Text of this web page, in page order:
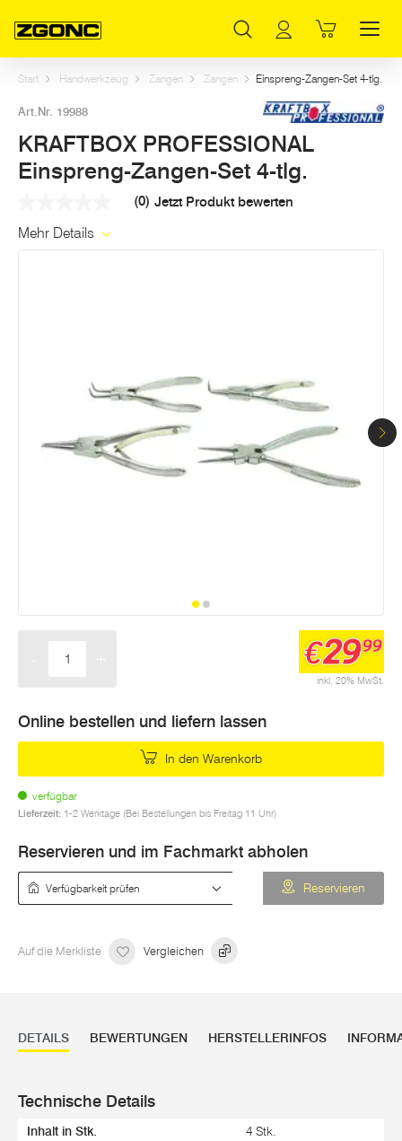
Start Handwerkzeug Zangen Zangen Einspreng-Zangen-Set 4-tlg.
Art.Nr. 19988
KRAFTBOX PROFESSIONAL
Einspreng-Zangen-Set 4-tlg.
Link
(0) Jetzt Produkt bewerten
Mehr Details
inkl. 20% MwSt.
€2999
Online bestellen und liefern lassen
In den Warenkorb
verfügbar
Lieferzeit: 1-2 Werktage (Bei Bestellungen bis Freitag 11 Uhr)
Reservieren und im Fachmarkt abholen
Reservieren
Auf die Merkliste Vergleichen
DETAILS BEWERTUNGEN HERSTELLERINFOS
Technische Details
Inhalt in Stk. 4 Stk.